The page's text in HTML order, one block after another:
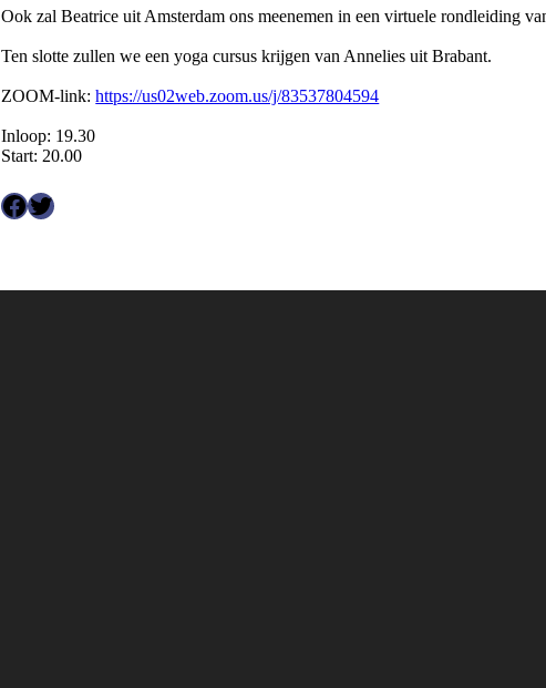
Ook zal Beatrice uit Amsterdam ons meenemen in een virtuele rondleiding
Ten slotte zullen we een yoga cursus krijgen van Annelies uit Brabant.
ZOOM-link:https://us02web.zoom.us/j/83537804594
Inloop: 19.30
Start: 20.00
Facebook Twitter